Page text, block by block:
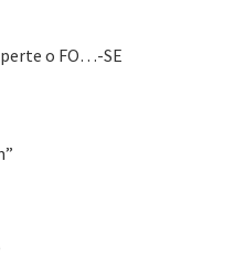
o FO…-SE